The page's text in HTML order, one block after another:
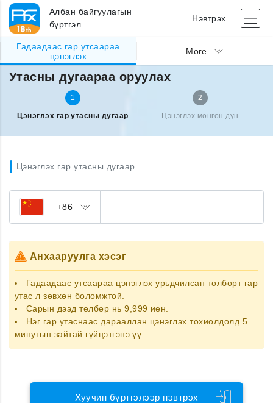
Албан байгуулагын
бүртгэл
Нэвтрэх
Гадаадаас гар утсаараа
цэнэглэх
More
Гадаад улсаас утсаа цэнэглэх Утасны дугаараа оруулах
Утасны дугаараа оруулах
1
Цэнэглэх гар утасны дугаар
2
Цэнэглэх мөнгөн дүн
Цэнэглэх гар утасны дугаар
+86
Анхааруулга хэсэг
Гадаадаас утсаараа цэнэглэхурьдчилсан төлбөрт гар
утас л зөвхөн боломжтой.
Сарын дээд төлбөр нь 9,999 иен.
Нэг гар утаснаас дарааллан цэнэглэх тохиолдолд 5
минутын зайтай гүйцэтгэнэ үү.
Хуучин бүртгэлээр нэвтрэх